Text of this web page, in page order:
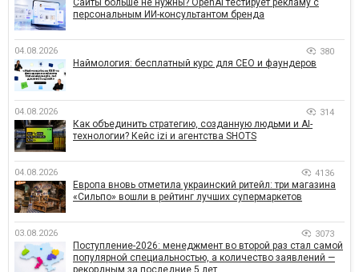
Сайты больше не нужны? OpenAI тестирует рекламу с
персональным ИИ-консультантом бренда
04.08.2026 380
Наймология: бесплатный курс для CEO и фаундеров
04.08.2026 314
Как объединить стратегию, созданную людьми и AI-
технологии? Кейс izi и агентства SHOTS
04.08.2026 4136
Европа вновь отметила украинский ритейл: три магазина
«Сильпо» вошли в рейтинг лучших супермаркетов
03.08.2026 3073
Поступление-2026: менеджмент во второй раз стал самой
популярной специальностью, а количество заявлений —